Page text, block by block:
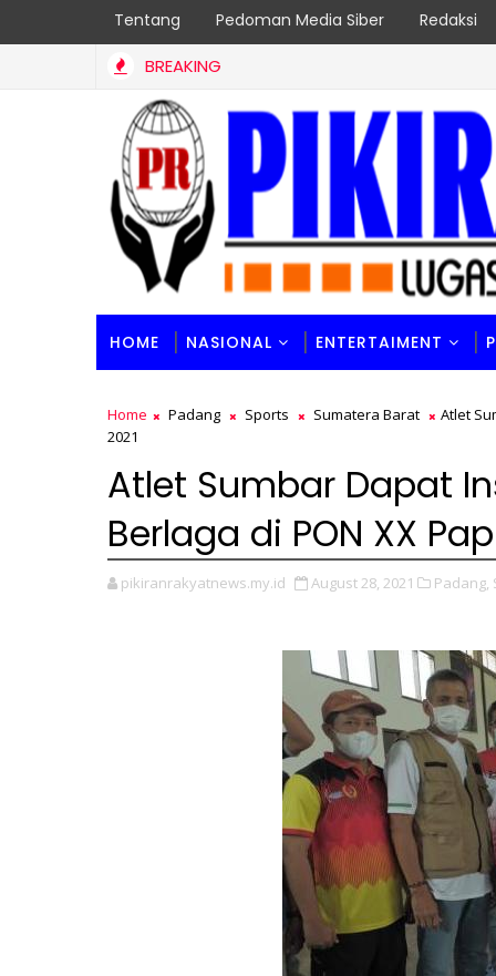
Tentang Pedoman Media Siber Redaksi
BREAKING
PT. Andalan Mitra Prestasi (AMP) BUJP Terbaik Sumbar, Borong
HOME NASIONAL ENTERTAIMENT
Home Padang Sports Sumatera Barat
Atlet
2021
Atlet Sumbar Dapat
Berlaga di PON XX
pikiranrakyatnews.my.id August 28, 2021 Padang,